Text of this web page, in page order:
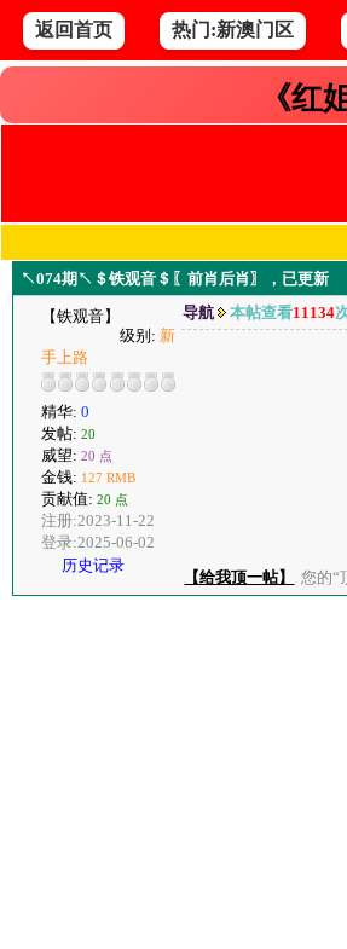
返回首页 热门:新澳门区
《红
↖074期↖＄铁观音＄〖前肖后肖〗，已更新
【铁观音】
级别: 新
手上路
精华: 0
发帖: 20
威望: 20 点
金钱: 127 RMB
贡献值: 20 点
注册:2023-11-22
登录:2025-06-02
历史记录
导航 本帖查看11134
【给我顶一帖】 您的“